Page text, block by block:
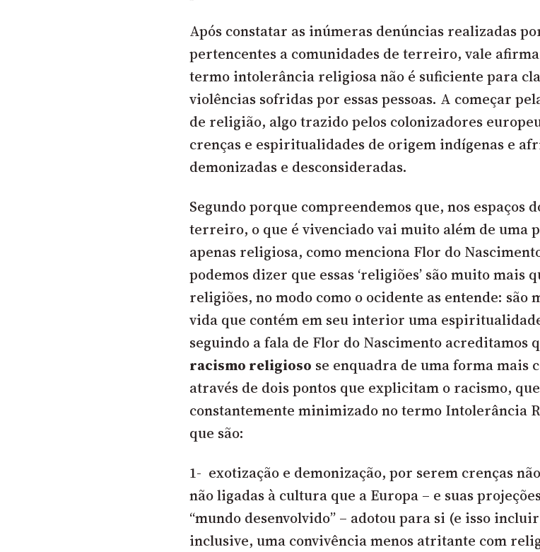
Após constatar as inúmeras denúncias realizadas
pertencentes a comunidades de terreiro, vale
termo intolerância religiosa não é suficiente para
violências sofridas por essas pessoas. A começar
de religião, algo trazido pelos colonizadores
crenças e espiritualidades de origem indígenas e
demonizadas e desconsideradas.
Segundo porque compreendemos que, nos espaços
terreiro, o que é vivenciado vai muito além de uma
apenas religiosa, como menciona Flor do
podemos dizer que essas ‘religiões’ são muito mais
religiões, no modo como o ocidente as entende: são
vida que contém em seu interior uma
seguindo a fala de Flor do Nascimento acreditamos
racismo religioso se enquadra de uma forma mais
através de dois pontos que explicitam o racismo,
constantemente minimizado no termo Intolerância
que são:
1- exotização e demonização, por serem crenças
não ligadas à cultura que a Europa – e suas
“mundo desenvolvido” – adotou para si (e isso
inclusive, uma convivência menos atritante com